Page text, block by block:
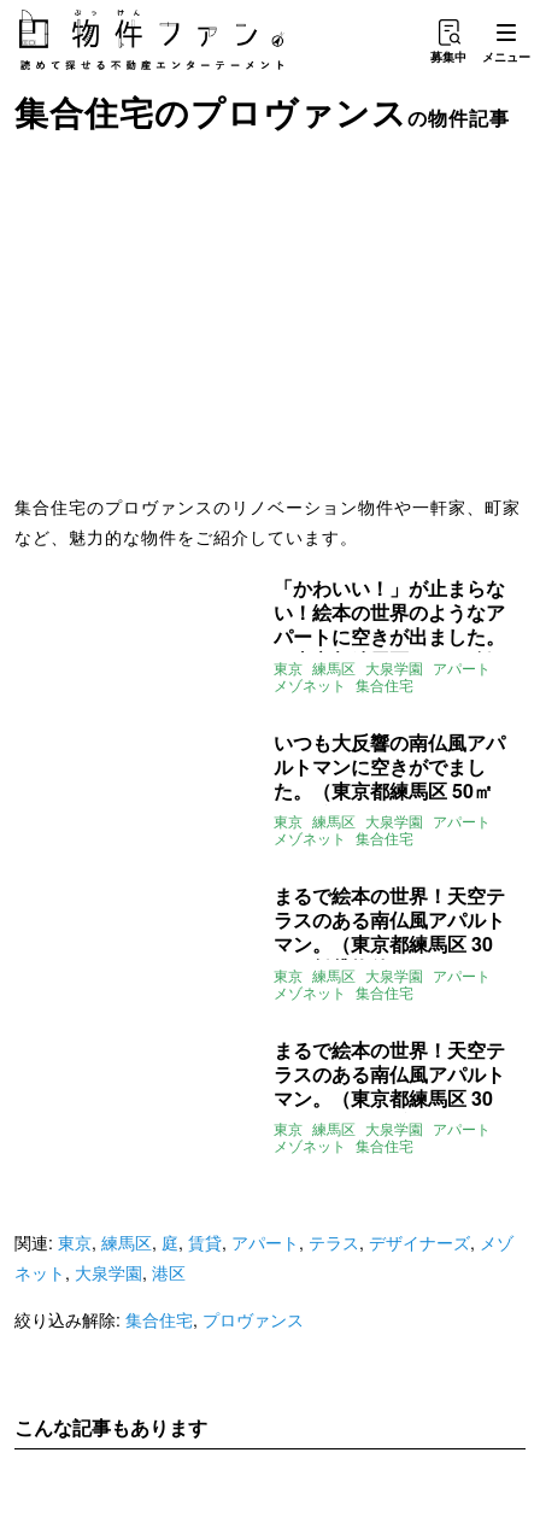
募集中 メニュー
集合住宅のプロヴァンスの物件記事
集合住宅のプロヴァンスのリノベーション物件や一軒家、町家
など、魅力的な物件をご紹介しています。
「かわいい！」が止まらな
い！絵本の世界のようなア
パートに空きが出ました。
（東京都練馬区 50㎡の賃
貸物件）
東京 練馬区 大泉学園 アパート
メゾネット
集合住宅
いつも大反響の南仏風アパ
ルトマンに空きがでまし
た。（東京都練馬区 50㎡
の賃貸物件）
東京 練馬区 大泉学園 アパート
メゾネット
集合住宅
まるで絵本の世界！天空テ
ラスのある南仏風アパルト
マン。（東京都練馬区 30
㎡の賃貸物件）
東京 練馬区 大泉学園 アパート
メゾネット
集合住宅
まるで絵本の世界！天空テ
ラスのある南仏風アパルト
マン。（東京都練馬区 30
㎡／50㎡の賃貸物件）
東京 練馬区 大泉学園 アパート
メゾネット
集合住宅
関連: 東京, 練馬区, 庭, 賃貸, アパート , テラス, デザイナーズ, メゾ
ネット , 大泉学園, 港区
絞り込み解除: 集合住宅, プロヴァンス
こんな記事もあります